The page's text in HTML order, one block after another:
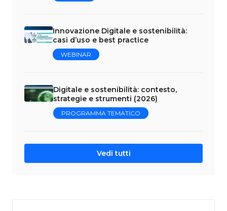
Innovazione Digitale e sostenibilità:
casi d’uso e best practice
WEBINAR
Digitale e sostenibilità: contesto,
strategie e strumenti (2026)
PROGRAMMA TEMATICO
Vedi tutti